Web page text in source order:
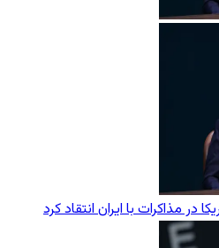
در مذاکرات با ایران انتقاد کرد